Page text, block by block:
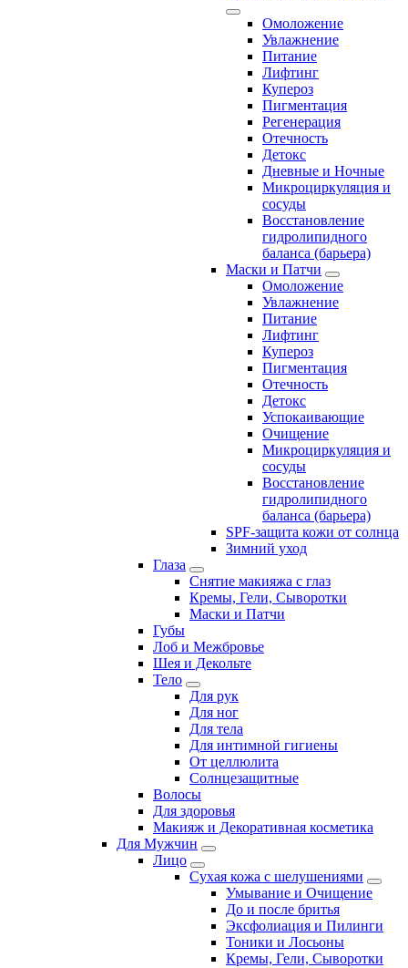
Омоложение
Увлажнение
Питание
Лифтинг
Купероз
Пигментация
Регенерация
Отечность
Детокс
Дневные и Ночные
Микроциркуляция и
сосуды
Восстановление
гидролипидного
баланса (барьера)
Маски и Патчи
Омоложение
Увлажнение
Питание
Лифтинг
Купероз
Пигментация
Отечность
Детокс
Успокаивающие
Очищение
Микроциркуляция и
сосуды
Восстановление
гидролипидного
баланса (барьера)
SPF-защита кожи от солнца
Зимний уход
Глаза
Снятие макияжа с глаз
Кремы, Гели, Сыворотки
Маски и Патчи
Губы
Лоб и Межбровье
Шея и Декольте
Тело
Для рук
Для ног
Для тела
Для интимной гигиены
От целлюлита
Солнцезащитные
Волосы
Для здоровья
Макияж и Декоративная косметика
Для Мужчин
Лицо
Сухая кожа с шелушениями
Умывание и Очищение
До и после бритья
Эксфолиация и Пилинги
Тоники и Лосьоны
Кремы, Гели, Сыворотки